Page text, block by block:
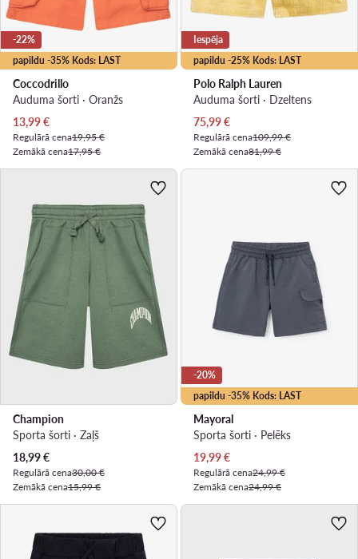
papildu -35% Kods: LAST
-22%
Coccodrillo
Auduma šorti · Oranžs
Pašreizējā cena
13,99€
Regulārā cena19,95 €
Zemākā cena17,95 €
papildu -25% Kods: LAST
Iespēja
Polo Ralph Lauren
Auduma šorti · Dzeltens
Pašreizējā cena
75,99€
Regulārā cena109,99 €
Zemākā cena81,99 €
Champion
Sporta šorti · Zaļš
Pašreizējā cena
18,99€
Regulārā cena30,00 €
Zemākā cena15,99 €
papildu -35% Kods: LAST
-20%
Mayoral
Sporta šorti · Pelēks
Pašreizējā cena
19,99€
Regulārā cena24,99 €
Zemākā cena24,99 €